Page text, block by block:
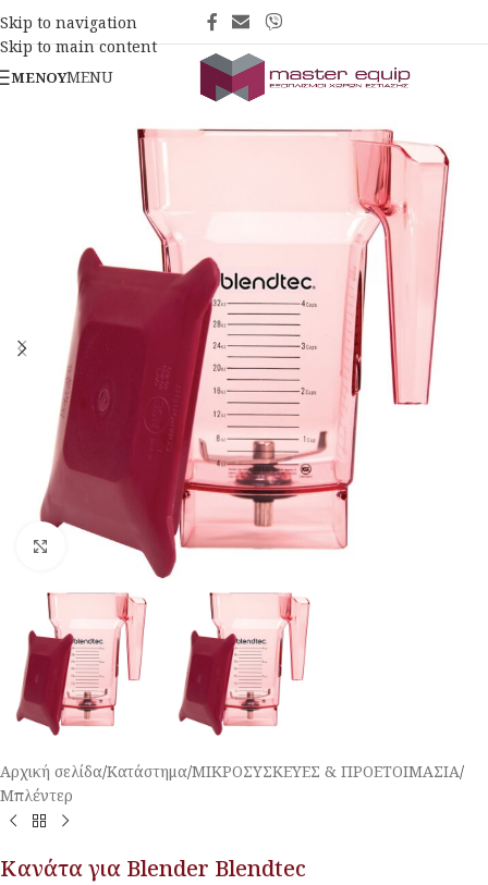
Skip to navigation
Skip to main content
ΜΕΝΟΎMENU
Κλικ για μεγέθυνση
Αρχική σελίδα/Κατάστημα/ΜΙΚΡΟΣΥΣΚΕΥΕΣ & ΠΡΟΕΤΟΙΜΑΣΙΑ/
Μπλέντερ
Κανάτα για Blender Blendtec